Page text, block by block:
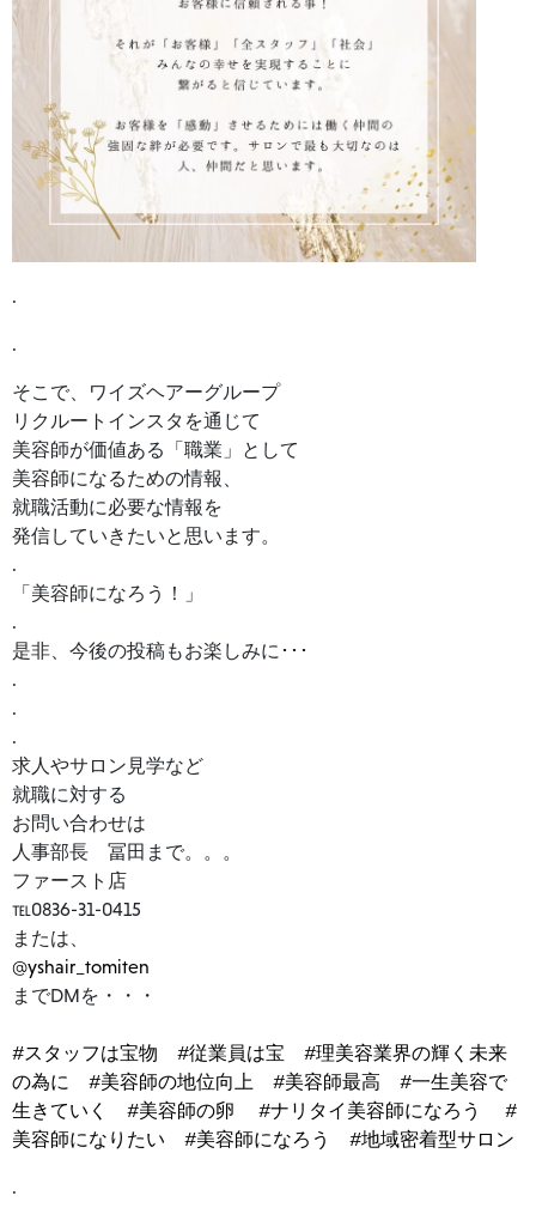
そこで、ワイズヘアーグループ
リクルートインスタを通じて
美容師が価値ある「職業」として
美容師になるための情報、
就職活動に必要な情報を
発信していきたいと思います。
「美容師になろう！」
是非、今後の投稿もお楽しみに･･･
求人やサロン見学など
就職に対する
お問い合わせは
人事部長 冨田まで。。。
ファースト店
℡0836-31-0415
または、
@yshair_tomiten
までDMを・・・
#スタッフは宝物 #従業員は宝
#理美容業界の輝く未来
の為に
#美容師の地位向上 #美容師最高
#一生美容で
生きていく
#美容師の卵 #ナリタイ美容師になろう
#
美容師になりたい
#美容師になろう #地域密着型サロン